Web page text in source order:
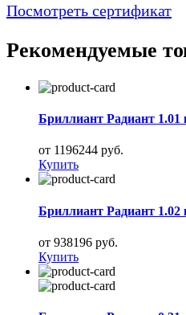
Посмотреть сертификат
Рекомендуемые
Бриллиант Радиант 1.01
от 1196244 руб.
Купить
Бриллиант Радиант 1.02
от 938196 руб.
Купить